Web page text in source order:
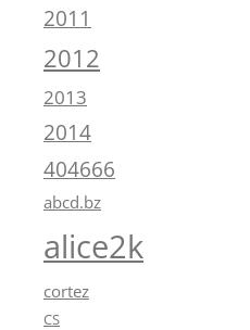
2011
2012
2013
2014
404666
abcd.bz
alice2k
cortez
CS